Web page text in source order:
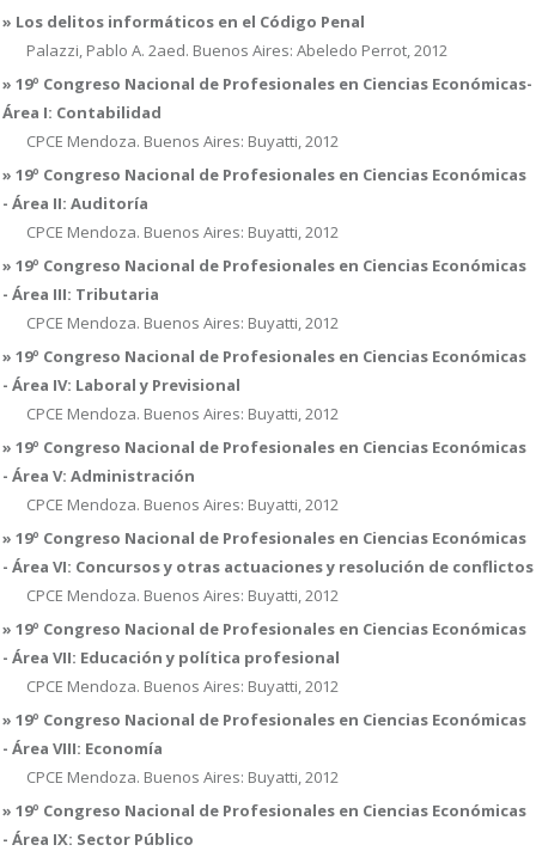
» Los delitos informáticos en el Código Penal
Palazzi, Pablo A. 2aed. Buenos Aires: Abeledo Perrot, 2012
» 19º Congreso Nacional de Profesionales en Ciencias Económicas-
Área I: Contabilidad
CPCE Mendoza. Buenos Aires: Buyatti, 2012
» 19º Congreso Nacional de Profesionales en Ciencias Económicas
- Área II: Auditoría
CPCE Mendoza. Buenos Aires: Buyatti, 2012
» 19º Congreso Nacional de Profesionales en Ciencias Económicas
- Área III: Tributaria
CPCE Mendoza. Buenos Aires: Buyatti, 2012
» 19º Congreso Nacional de Profesionales en Ciencias Económicas
- Área IV: Laboral y Previsional
CPCE Mendoza. Buenos Aires: Buyatti, 2012
» 19º Congreso Nacional de Profesionales en Ciencias Económicas
- Área V: Administración
CPCE Mendoza. Buenos Aires: Buyatti, 2012
» 19º Congreso Nacional de Profesionales en Ciencias Económicas
- Área VI: Concursos y otras actuaciones y resolución de conflictos
CPCE Mendoza. Buenos Aires: Buyatti, 2012
» 19º Congreso Nacional de Profesionales en Ciencias Económicas
- Área VII: Educación y política profesional
CPCE Mendoza. Buenos Aires: Buyatti, 2012
» 19º Congreso Nacional de Profesionales en Ciencias Económicas
- Área VIII: Economía
CPCE Mendoza. Buenos Aires: Buyatti, 2012
» 19º Congreso Nacional de Profesionales en Ciencias Económicas
- Área IX: Sector Público